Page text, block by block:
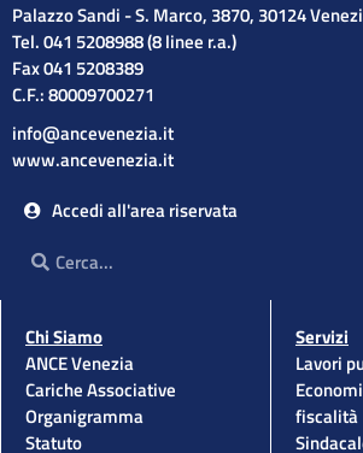
Palazzo Sandi - S. Marco, 3870, 30124
Tel. 041 5208988 (8 linee r.a.)
Fax 041 5208389
C.F.: 80009700271
info@ancevenezia.it
www.ancevenezia.it
Accedi all'area riservata
Cerca
Chi Siamo
ANCE Venezia
Cariche Associative
Organigramma
Statuto
Servizi
Lavori
fiscalità